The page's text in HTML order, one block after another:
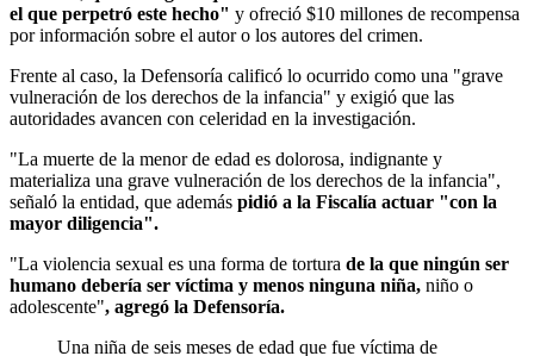
el que perpetró este hecho" y ofreció $10 millones de recompensa
por información sobre el autor o los autores del crimen.
Frente al caso, la Defensoría calificó lo ocurrido como una "grave
vulneración de los derechos de la infancia" y exigió que las
autoridades avancen con celeridad en la investigación.
"La muerte de la menor de edad es dolorosa, indignante y
materializa una grave vulneración de los derechos de la infancia",
señaló la entidad, que además pidió a la Fiscalía actuar "con la
mayor diligencia".
"La violencia sexual es una forma de tortura de la que ningún ser
humano debería ser víctima y menos ninguna niña, niño o
adolescente", agregó la Defensoría.
Una niña de seis meses de edad que fue víctima de